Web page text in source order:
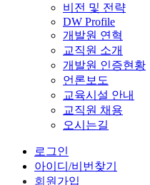
비전 및 전략
DW Profile
개발원 연혁
교직원 소개
개발원 인증현황
언론보도
교육시설 안내
교직원 채용
오시는길
로그인
아이디/비번찾기
회원가입